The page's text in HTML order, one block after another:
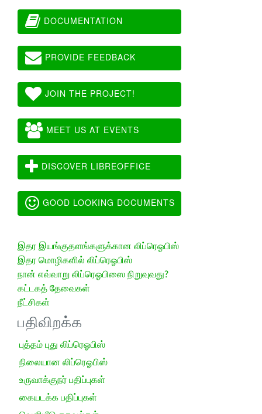
DOCUMENTATION
PROVIDE FEEDBACK
JOIN THE PROJECT!
MEET US AT EVENTS
DISCOVER LIBREOFFICE
GOOD LOOKING DOCUMENTS
இதர இயங்குதளங்களுக்கான லிப்ரெஓபிஸ்
இதர மொழிகளில் லிப்ரெஓபிஸ்
நான் எவ்வாறு லிப்ரெஓபிஸை நிறுவுவது?
கட்டகத் தேவைகள்
நீட்சிகள்
பதிவிறக்க
புத்தம் புது லிப்ரெஓபிஸ்
நிலையான லிப்ரெஓபிஸ்
உருவாக்குநர் பதிப்புகள்
கையடக்க பதிப்புகள்